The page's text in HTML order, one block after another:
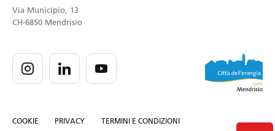
Via Municipio, 13
CH-6850 Mendrisio
COOKIE PRIVACY TERMINI E CONDIZIONI